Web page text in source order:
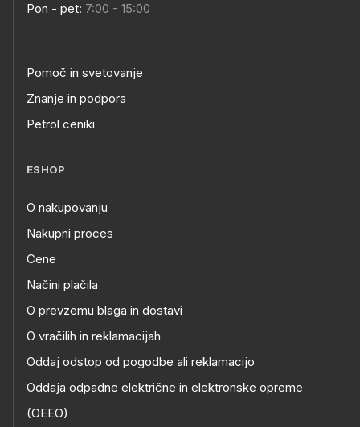
Pon - pet: 7:00 - 15:00
Pomoč in svetovanje
Znanje in podpora
Petrol ceniki
ESHOP
O nakupovanju
Nakupni proces
Cene
Načini plačila
O prevzemu blaga in dostavi
O vračilih in reklamacijah
Oddaj odstop od pogodbe ali reklamacijo
Oddaja odpadne električne in elektronske opreme
(OEEO)